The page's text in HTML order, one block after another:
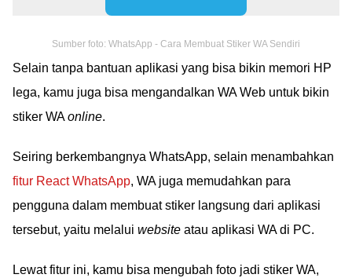
Sumber foto: WhatsApp - Cara Membuat Stiker WA Sendiri
Selain tanpa bantuan aplikasi yang bisa bikin memori HP
lega, kamu juga bisa mengandalkan WA Web untuk bikin
stiker WAonline.
Seiring berkembangnya WhatsApp, selain menambahkan
fitur React WhatsApp, WA juga memudahkan para
pengguna dalam membuat stiker langsung dari aplikasi
tersebut, yaitu melalui website atau aplikasi WA di PC.
Lewat fitur ini, kamu bisa mengubah foto jadi stiker WA,